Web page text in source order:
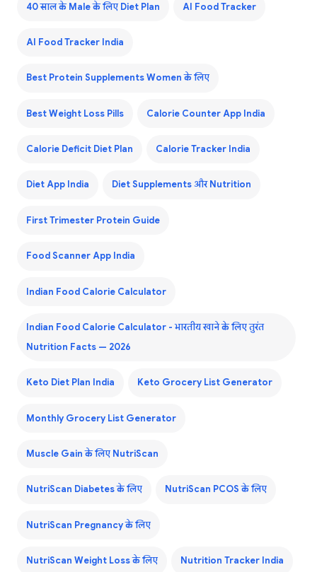
40 साल के Male के लिए Diet Plan AI Food Tracker
AI Food Tracker India
Best Protein Supplements Women के लिए
Best Weight Loss Pills Calorie Counter App India
Calorie Deficit Diet Plan Calorie Tracker India
Diet App India Diet Supplements और Nutrition
First Trimester Protein Guide
Food Scanner App India
Indian Food Calorie Calculator
Indian Food Calorie Calculator - भारतीय खाने के लिए तुरंत
Nutrition Facts — 2026
Keto Diet Plan India Keto Grocery List Generator
Monthly Grocery List Generator
Muscle Gain के लिए NutriScan
NutriScan Diabetes के लिए NutriScan PCOS के लिए
NutriScan Pregnancy के लिए
NutriScan Weight Loss के लिए Nutrition Tracker India